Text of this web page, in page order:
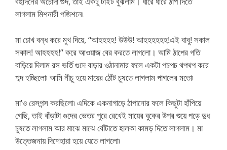
লাগলাম মিশনারী পজিশনে৷
মা চোখ বন্ধ করে মুখ দিয়ে, “আহহহহ! উউউ! আহহহহহহ!এই বাবু! সকাল
সকাল! আহহহহ!” করে আওয়াজ বের করতে লাগলো। আমি ঠাপের গতি
বাড়িয়ে দিলাম রস ভর্তি গুদে বাড়ার ওঠানামার ফলে একটা পচপচ থপথপ করে
শব্দ হচ্ছিলো৷ আমি নীচু হয়ে মায়ের ঠোঁট চুষতে লাগলাম পাগলের মতো৷
মা’ও রেসপন্স করছিলো৷ এদিকে একনাগাড়ে ঠাপানোর ফলে কিছুটা হাঁপিয়ে
গেছি, তাই বাঁড়াটা গুদের ভেতর পুরে রেখেই মায়ের বুকের উপর শুয়ে পড়ে দুধ
চুষতে লাগলাম আর মাঝে মাঝে বোঁটাতে হালকা কামড় দিতে লাগলাম। মা
উত্তেজনায় দিশেহারা হয়ে যেতে লাগলো৷